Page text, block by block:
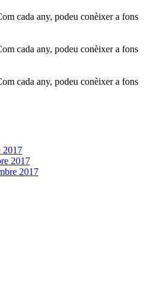
cada any, podeu conèixer a fons
cada any, podeu conèixer a fons
cada any, podeu conèixer a fons
2017
2017
2017